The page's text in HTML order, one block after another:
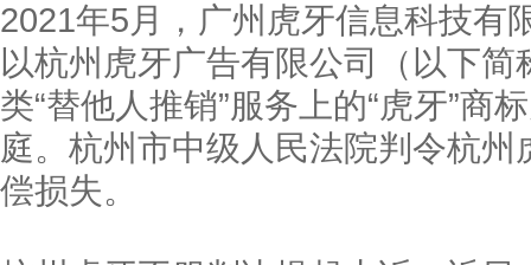
2021年5月，广州虎牙信息科技有
以杭州虎牙广告有限公司（以下
类“替他人推销”服务上的“虎牙”商
庭。杭州市中级人民法院判令杭
偿损失。